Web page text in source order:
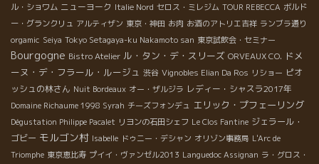
ル・ショワム ニューヨーク Italie Nord セロス・ミレジム TOUR REBECCA ボルド
ー・グランクリュ アルティザン 東京・神田 お肉 お酒のアトリエ吉祥 ランブラ通り
orgamic Seiya Tokyo Setagaya-ku Nakamoto san 東京試飲会・セミナー
Bourgogne Bistro Atelier ル・タン・デ・スリーズ ORVEAUX CO. ドメ
ーヌ・デ・フラール・ルージュ 渋谷 Vignobles Elian Da Ros リショー ピオ
ッシュの林さん Nuit Bordeaux オー・ザルジラ レディー・シャスラ2017年
Domaine Richaume 1998 Syrah チーズフォンデュ エリック・プフェーリング
Dégustation Philippe Pacalet リヨンの石田シェフ Le Clos Fantine ジェラール・
ゴビー モルゴン村 Isabelle ドゥニー・デシャン オリゾン事務局 L'Arc de
Triomphe 東京恵比寿 プイイ・ヴァンゼル2013 Languedoc Assignan ラ・グロス・